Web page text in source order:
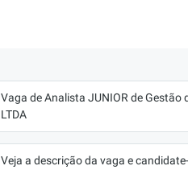
Vaga de Analista JUNIOR de Gestão
LTDA
Veja a descrição da vaga e